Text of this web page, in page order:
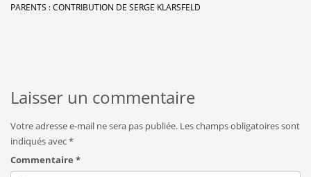
PARENTS : CONTRIBUTION DE SERGE KLARSFELD
Laisser un commentaire
Votre adresse e-mail ne sera pas publiée. Les champs obligatoires sont
indiqués avec*
Commentaire *